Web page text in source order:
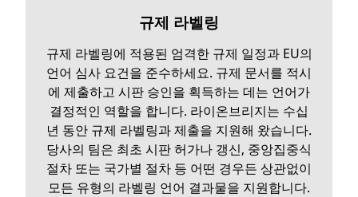
규제 라벨링
규제 라벨링에 적용된 엄격한 규제 일정과 EU의
언어 심사 요건을 준수하세요. 규제 문서를 적시
에 제출하고 시판 승인을 획득하는 데는 언어가
결정적인 역할을 합니다. 라이온브리지는 수십
년 동안 규제 라벨링과 제출을 지원해 왔습니다.
당사의 팀은 최초 시판 허가나 갱신, 중앙집중식
절차 또는 국가별 절차 등 어떤 경우든 상관없이
모든 유형의 라벨링 언어 결과물을 지원합니다.